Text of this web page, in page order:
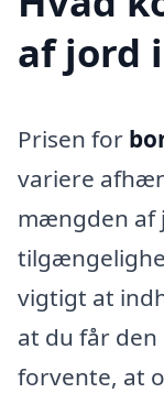
af jord
Prisen for
variere
mængden af
vigtigt at
at du får den
forvente, at